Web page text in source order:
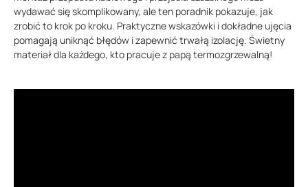
wydawać się skomplikowany, ale ten poradnik pokazuje, jak
zrobić to krok po kroku. Praktyczne wskazówki i dokładne ujęcia
pomagają uniknąć błędów i zapewnić trwałą izolację. Świetny
materiał dla każdego, kto pracuje z papą termozgrzewalną!